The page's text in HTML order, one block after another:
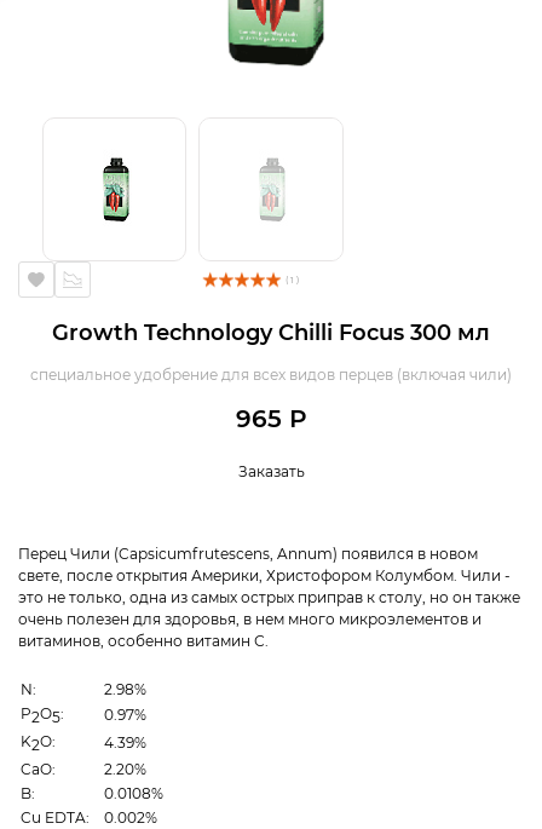
( 1 )
Growth Technology Chilli Focus 300 мл
специальное удобрение для всех видов перцев (включая чили)
965 Р
Заказать
Перец Чили (Capsicumfrutescens, Annum) появился в новом
свете, после открытия Америки, Христофором Колумбом. Чили -
это не только, одна из самых острых приправ к столу, но он также
очень полезен для здоровья, в нем много микроэлементов и
витаминов, особенно витамин С.
N:
2.98%
P2O5:
0.97%
K2O:
4.39%
CaO:
2.20%
B:
0.0108%
Cu EDTA:
0.002%